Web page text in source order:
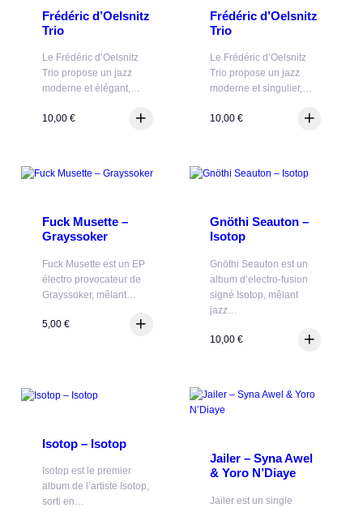
Frédéric d’Oelsnitz
Trio
Le Frédéric d’Oelsnitz
Trio propose un jazz
moderne et élégant,…
10,00 €
Frédéric d’Oelsnitz
Trio
Le Frédéric d’Oelsnitz
Trio propose un jazz
moderne et singulier,…
10,00€
Fuck Musette –
Grayssoker
Fuck Musette est un EP
électro provocateur de
Grayssoker, mêlant…
5,00 €
Gnöthi Seauton –
Isotop
Gnöthi Seauton est un
album d’electro-fusion
signé Isotop, mêlant
jazz…
10,00€
Isotop – Isotop
Isotop est le premier
album de l’artiste Isotop,
sorti en…
Jailer – Syna Awel
& Yoro N’Diaye
Jailer est un single